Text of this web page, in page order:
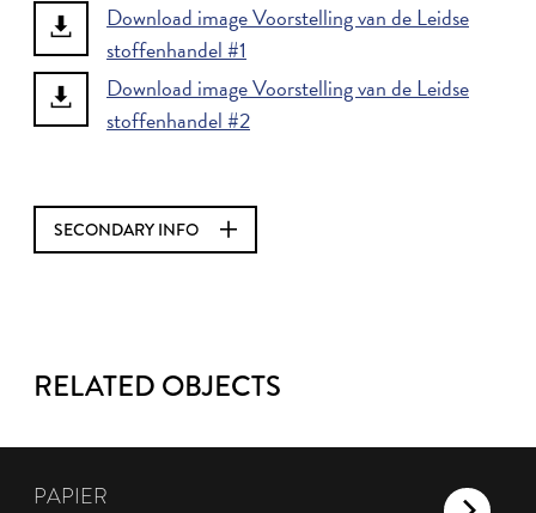
Download image Voorstelling van de Leidse
stoffenhandel #1
Download image Voorstelling van de Leidse
stoffenhandel #2
SECONDARY INFO
RELATED OBJECTS
PAPIER